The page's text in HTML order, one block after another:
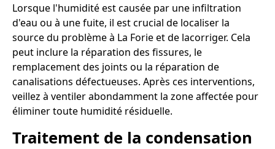
Lorsque l'humidité est causée par une infiltration
d'eau ou à une fuite, il est crucial de localiser la
source du problème à La Forie et de lacorriger. Cela
peut inclure la réparation des fissures, le
remplacement des joints ou la réparation de
canalisations défectueuses. Après ces interventions,
veillez à ventiler abondamment la zone affectée pour
éliminer toute humidité résiduelle.
Traitement de la condensation